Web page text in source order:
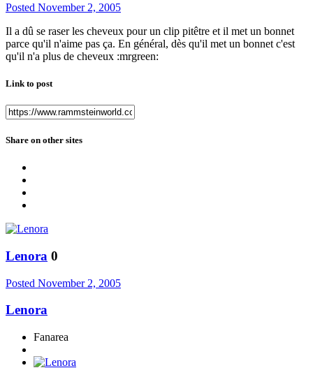
Posted November 2, 2005
Il a dû se raser les cheveux pour un clip pitêtre et il met un bonnet
parce qu'il n'aime pas ça. En général, dès qu'il met un bonnet c'est
qu'il n'a plus de cheveux :mrgreen:
Link to post
Share on other sites
Lenora 0
Posted November 2, 2005
Lenora
Fanarea